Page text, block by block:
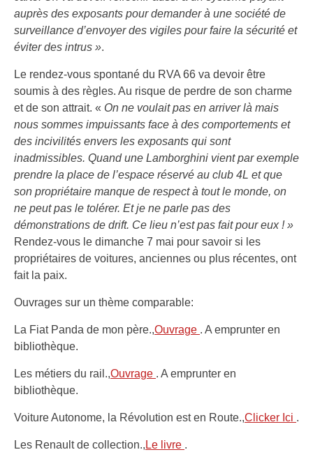
auprès des exposants pour demander à une société de
surveillance d’envoyer des vigiles pour faire la sécurité et
éviter des intrus ».
Le rendez-vous spontané du RVA 66 va devoir être
soumis à des règles. Au risque de perdre de son charme
et de son attrait. « On ne voulait pas en arriver là mais
nous sommes impuissants face à des comportements et
des incivilités envers les exposants qui sont
inadmissibles. Quand une Lamborghini vient par exemple
prendre la place de l’espace réservé au club 4L et que
son propriétaire manque de respect à tout le monde, on
ne peut pas le tolérer. Et je ne parle pas des
démonstrations de drift. Ce lieu n’est pas fait pour eux ! »
Rendez-vous le dimanche 7 mai pour savoir si les
propriétaires de voitures, anciennes ou plus récentes, ont
fait la paix.
Ouvrages sur un thème comparable:
La Fiat Panda de mon père.,Ouvrage . A emprunter en
bibliothèque.
Les métiers du rail.,Ouvrage . A emprunter en
bibliothèque.
Voiture Autonome, la Révolution est en Route.,Clicker Ici .
Les Renault de collection., Le livre .